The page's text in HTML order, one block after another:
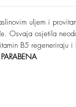
uljem i
Osvaja osjetila
B5 regeneriraju i